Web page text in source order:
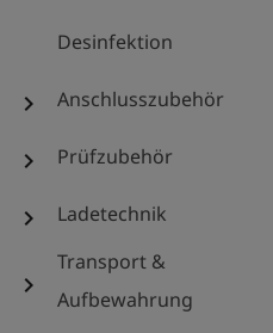
Desinfektion
chevron_right Anschlusszubehör
chevron_right Prüfzubehör
chevron_right Ladetechnik
chevron_right
Transport &
Aufbewahrung